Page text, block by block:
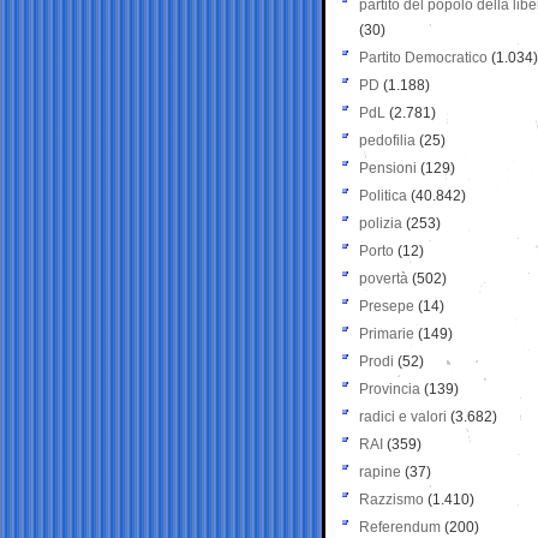
partito del popolo della
(30)
Partito Democratico (1.034)
PD (1.188)
PdL (2.781)
pedofilia (25)
Pensioni (129)
Politica (40.842)
polizia (253)
Porto (12)
povertà (502)
Presepe (14)
Primarie (149)
Prodi (52)
Provincia (139)
radici e valori (3.682)
RAI (359)
rapine (37)
Razzismo (1.410)
Referendum (200)